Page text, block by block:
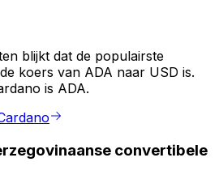
blijkt dat de populairste
koers van ADA naar USD is.
is ADA.
convertibele